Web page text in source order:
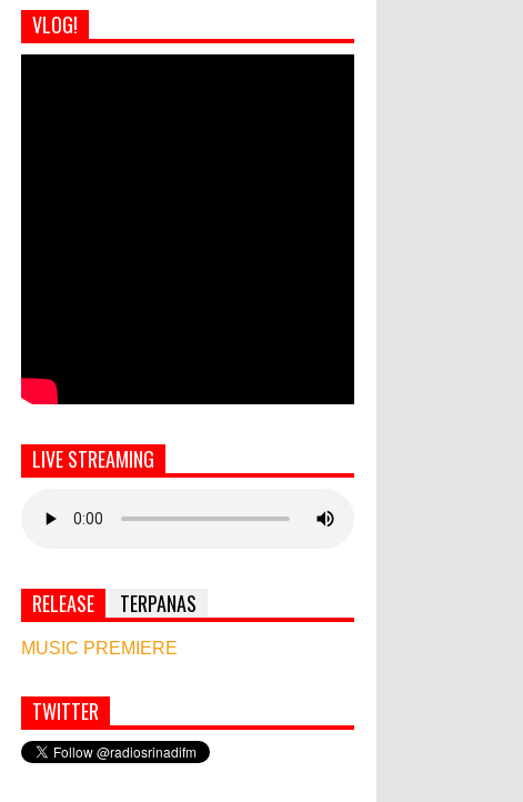
VLOG!
LIVE STREAMING
RELEASE TERPANAS
MUSIC PREMIERE
Simbol Persahabatan, RI Bangun Islamic Centre
di Afghanistan
TWITTER